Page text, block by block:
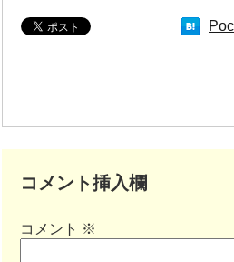
コメント挿入欄
コメント ※